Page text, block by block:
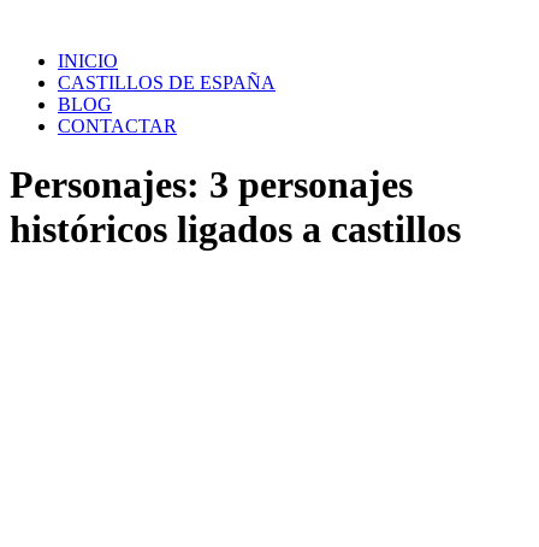
contenidoINICIO
CASTILLOS DE ESPAÑA
BLOG
CONTACTAR
Personajes: 3 personajes
históricos ligados a castillos